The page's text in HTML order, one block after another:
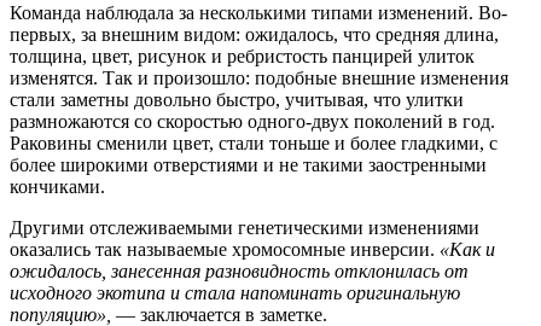
Команда наблюдала за несколькими типами изменений. Во-
первых, за внешним видом: ожидалось, что средняя длина,
толщина, цвет, рисунок и ребристость панцирей улиток
изменятся. Так и произошло: подобные внешние изменения
стали заметны довольно быстро, учитывая, что улитки
размножаются со скоростью одного-двух поколений в год.
Раковины сменили цвет, стали тоньше и более гладкими, с
более широкими отверстиями и не такими заостренными
кончиками.
Другими отслеживаемыми генетическими изменениями
оказались так называемые хромосомные инверсии. «Как и
ожидалось, занесенная разновидность отклонилась от
исходного экотипа и стала напоминать оригинальную
популяцию», — заключается в заметке.